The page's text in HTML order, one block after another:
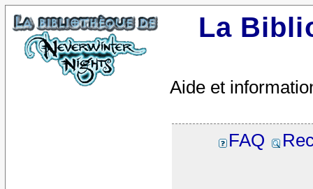
La
Aide et
FAQ